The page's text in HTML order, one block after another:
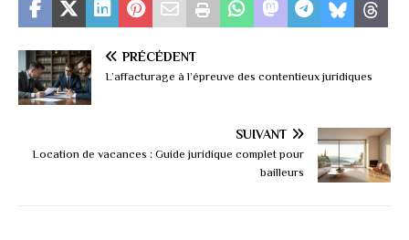
PRÉCÉDENT
L’affacturage à l’épreuve des contentieux juridiques
SUIVANT
Location de vacances : Guide juridique complet pour
bailleurs